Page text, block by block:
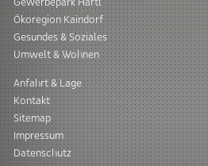
Ökoregion Kaindorf
Gesundes & Soziales
Umwelt & Wohnen
Anfahrt & Lage
Kontakt
Sitemap
Impressum
Datenschutz